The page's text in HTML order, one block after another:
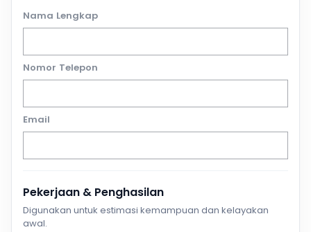
Nama Lengkap
Nomor Telepon
Email
Pekerjaan & Penghasilan
Digunakan untuk estimasi kemampuan dan kelayakan
awal.